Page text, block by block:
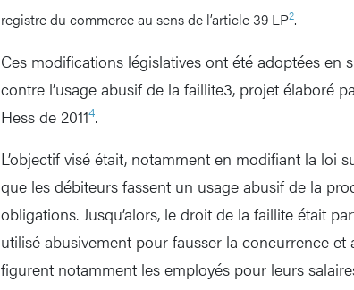
registre du commerce au sens de l’article 39 LP2.
Ces modifications législatives ont été adoptées en
contre l’usage abusif de la faillite3, projet élaboré
Hess de 20114.
L’objectif visé était, notamment en modifiant la loi
que les débiteurs fassent un usage abusif de la
obligations. Jusqu’alors, le droit de la faillite était
utilisé abusivement pour fausser la concurrence
figurent notamment les employés pour leurs